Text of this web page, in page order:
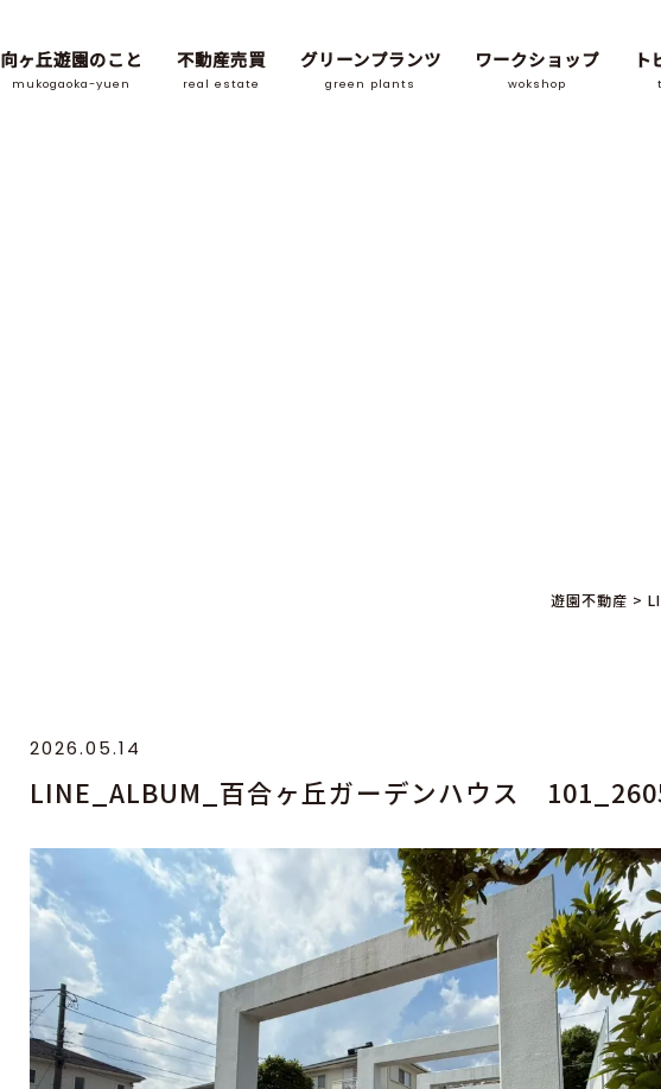
向ヶ丘遊園のこと
mukogaoka-yuen
不動産売買
real estate
グリーンプランツ
green plants
ワークショップ
wokshop
ト
遊園不動産 >
2026.05.14
LINE_ALBUM_百合ヶ丘ガーデンハウス